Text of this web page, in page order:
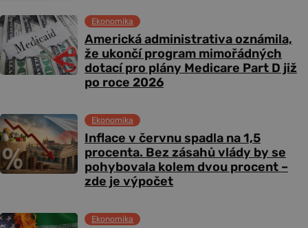
Americká administrativa oznámila,
že ukončí program mimořádných
dotací pro plány Medicare Part D již
po roce 2026
Ekonomika
Inflace v červnu spadla na 1,5
procenta. Bez zásahů vlády by se
pohybovala kolem dvou procent –
zde je výpočet
Ekonomika
Ekonomika